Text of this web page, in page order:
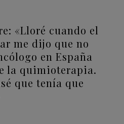
«Lloré cuando el
me dijo que no
en España
la quimioterapia.
que tenía que